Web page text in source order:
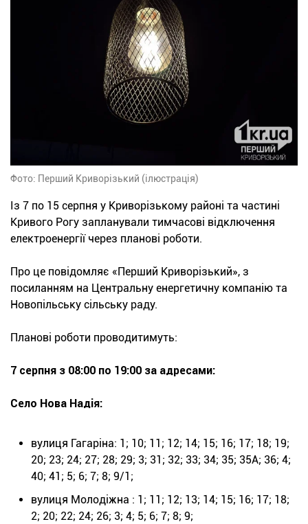
Фото: Перший Криворізький (ілюстрація)
Із 7 по 15 серпня у Криворізькому районі та частині
Кривого Рогу запланували тимчасові відключення
електроенергії через планові роботи.
Про це повідомляє «Перший Криворізький», з
посиланням на Центральну енергетичну компанію та
Новопільську сільську раду.
Планові роботи проводитимуть:
7 серпня з 08:00 по 19:00 за адресами:
Село Нова Надія:
вулиця Гагаріна: 1; 10; 11; 12; 14; 15; 16; 17; 18; 19;
20; 23; 24; 27; 28; 29; 3; 31; 32; 33; 34; 35; 35А; 36; 4;
40; 41; 5; 6; 7; 8; 9/1;
вулиця Молодіжна : 1; 11; 12; 13; 14; 15; 16; 17; 18;
2; 20; 22; 24; 26; 3; 4; 5; 6; 7; 8; 9;